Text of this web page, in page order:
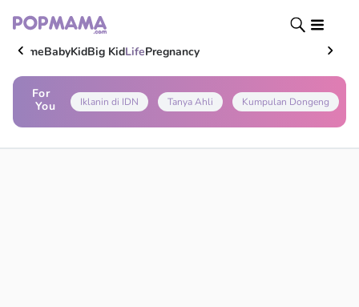
HomeBabyKidBig KidLifePregnancy
For
You
Iklanin di IDN Tanya Ahli Kumpulan Dongeng